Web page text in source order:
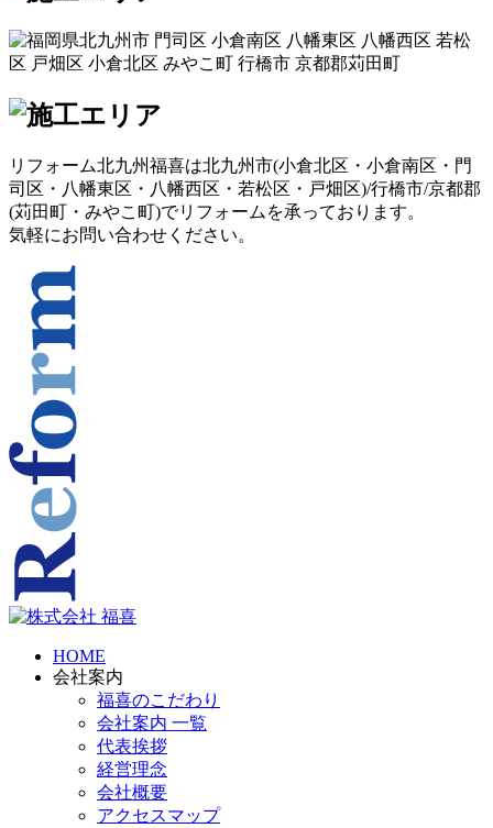
リフォーム北九州福喜は北九州市(小倉北区 ・ 小倉南区 ・ 門
司区 ・ 八幡東区 ・ 八幡西区 ・ 若松区 ・ 戸畑区)/行橋市/京都郡
(苅田町 ・ みやこ町)でリフォームを承っております。
気軽にお問い合わせください。
HOME
会社案内
福喜のこだわり
会社案内 一覧
代表挨拶
経営理念
会社概要
アクセスマップ